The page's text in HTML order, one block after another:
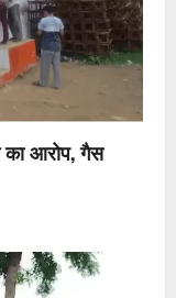
आरोप, गैस